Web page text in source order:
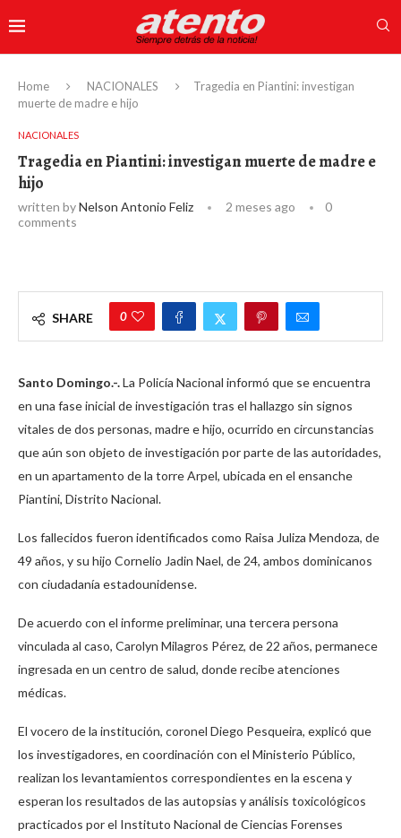
Home NACIONALES
Tragedia en Piantini: investigan
muerte de madre e hijo
NACIONALES
Tragedia en Piantini: investigan muerte de madre e
hijo
written byNelson Antonio Feliz 2 meses ago
0
comments
SHARE 0
Santo Domingo.-.La Policía Nacional informó que se encuentra
en una fase inicial de investigación tras el hallazgo sin signos
vitales de dos personas, madre e hijo, ocurrido en circunstancias
que aún son objeto de investigación por parte de las autoridades,
en un apartamento de la torre Arpel, ubicada en el ensanche
Piantini, Distrito Nacional.
Los fallecidos fueron identificados como Raisa Juliza Mendoza, de
49 años, y su hijo Cornelio Jadin Nael, de 24, ambos dominicanos
con ciudadanía estadounidense.
De acuerdo con el informe preliminar, una tercera persona
vinculada al caso, Carolyn Milagros Pérez, de 22 años, permanece
ingresada en un centro de salud, donde recibe atenciones
médicas.
El vocero de la institución, coronel Diego Pesqueira, explicó que
los investigadores, en coordinación con el Ministerio Público,
realizan los levantamientos correspondientes en la escena y
esperan los resultados de las autopsias y análisis toxicológicos
practicados por el Instituto Nacional de Ciencias Forenses